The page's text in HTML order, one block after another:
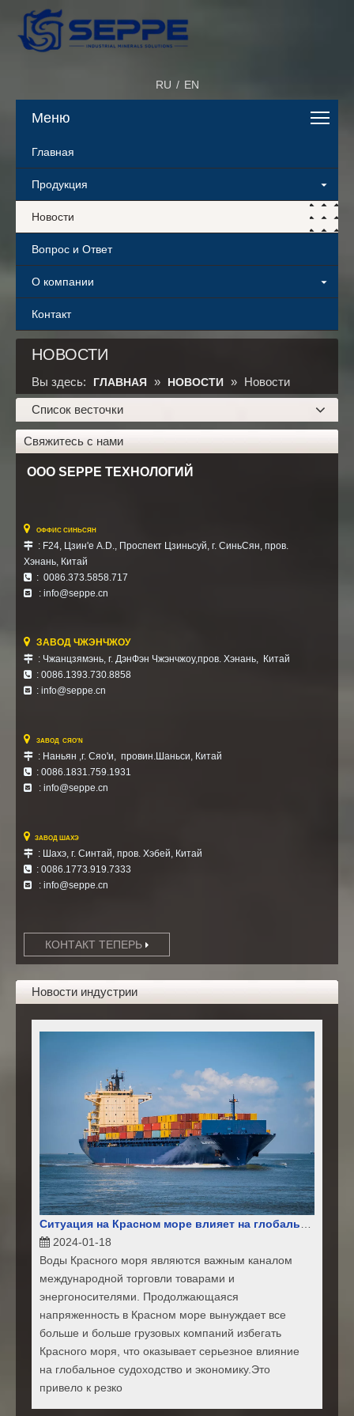
RU / EN
Меню
Главная
Продукция
Новости
Вопрос и Ответ
О компании
Контакт
НОВОСТИ
Вы здесь: ГЛАВНАЯ » НОВОСТИ » Новости
индустрии
Список весточки
Свяжитесь с нами
ООО SEPPE ТЕХНОЛОГИЙ
 ОФФИС СИНЬСЯН
 : F24, Цзин'е A.D., Проспект Цзиньсуй, г. СиньСян, пров.
Хэнань, Китай
 : 0086.373.5858.717
 : info@seppe.cn
 ЗАВОД ЧЖЭНЧЖОУ
 : Чжанцзямэнь, г. ДэнФэн Чжэнчжоу,пров. Хэнань, Китай
 : 0086.1393.730.8858
 : info@seppe.cn
 ЗАВОД СЯО'N
 : Наньян ,г. Сяо'и, провин.Шаньси, Китай
 : 0086.1831.759.1931
 : info@seppe.cn
 ЗАВОД ШАХЭ
 : Шахэ, г. Синтай, пров. Хэбей, Китай
 : 0086.1773.919.7333
 : info@seppe.cn
КОНТАКТ ТЕПЕРЬ
Новости индустрии
2024-01-18
Воды Красного моря являются важным каналом
международной торговли товарами и
энергоносителями. Продолжающаяся
напряженность в Красном море вынуждает все
больше и больше грузовых компаний избегать
Красного моря, что оказывает серьезное влияние
на глобальное судоходство и экономику.Это
привело к резко